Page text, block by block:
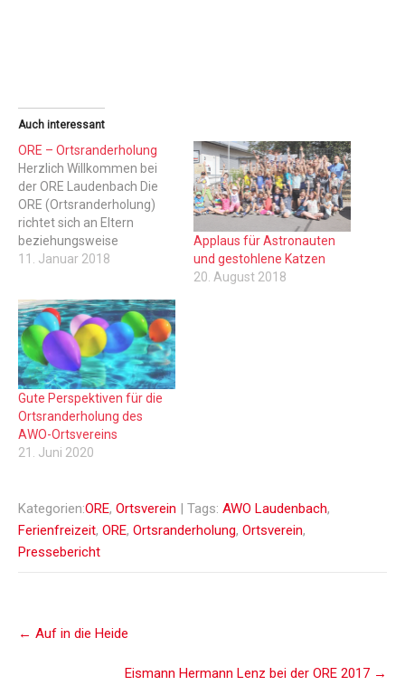
Auch interessant
ORE – Ortsranderholung
Herzlich Willkommen bei
der ORE Laudenbach Die
ORE (Ortsranderholung)
richtet sich an Eltern
beziehungsweise
Alleinerziehende mit
sind.Für diese Kinder haben
wir in den ersten 2
Ferienwochen der
Sommerferien von Baden-
Württemberg ein
"Ferienprogramm".Die
Kinder werden tagsüber
von sogenannten Teamern
betreut und…
11. Januar 2018
Applaus für Astronauten
und gestohlene Katzen
20. August 2018
Gute Perspektiven für die
Ortsranderholung des
AWO-Ortsvereins
21. Juni 2020
Kategorien:ORE, Ortsverein | Tags: AWO Laudenbach,
Ferienfreizeit, ORE, Ortsranderholung, Ortsverein,
Pressebericht
Post
navigation
← Auf in die Heide
Eismann Hermann Lenz bei der ORE 2017 →